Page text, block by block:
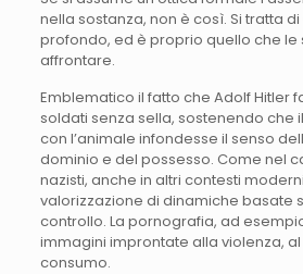
nella sostanza, non è così. Si tratta
profondo, ed è proprio quello che
affrontare.
Emblematico il fatto che Adolf Hitler
soldati senza sella, sostenendo che
con l’animale infondesse il senso
dominio e del possesso. Come nel
nazisti, anche in altri contesti
valorizzazione di dinamiche basate
controllo. La pornografia, ad
immagini improntate alla violenza, al
consumo.